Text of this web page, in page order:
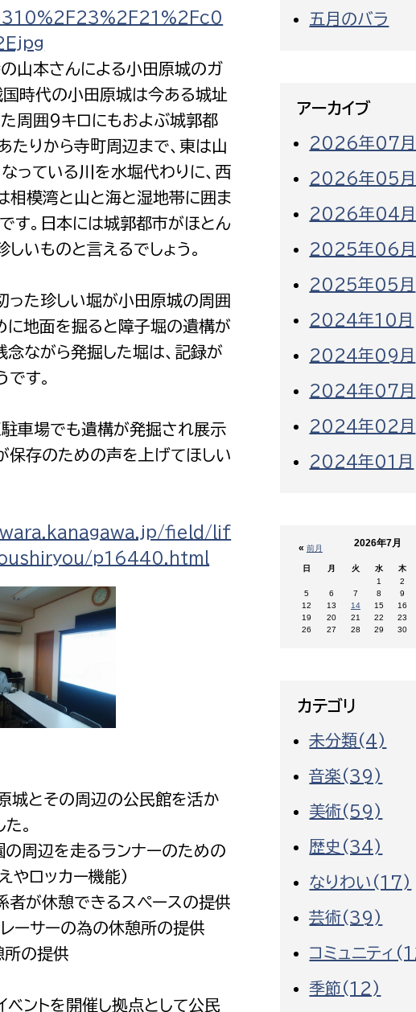
山本さんによる小田原城のガ
国時代の小田原城は今ある城址
周囲9キロにもおよぶ城郭都
たりから寺町周辺まで、東は山
っている川を水堀代わりに、西
相模湾と山と海と湿地帯に囲ま
す。日本には城郭都市がほとん
いものと言えるでしょう。
った珍しい堀が小田原城の周囲
に地面を掘ると障子堀の遺構が
念ながら発掘した堀は、記録が
す。
車場でも遺構が発掘され展示
保存のための声を上げてほしい
field/lif
p16440.html
城とその周辺の公民館を活か
。
の周辺を走るランナーのための
やロッカー機能）
者が休憩できるスペースの提供
ーサーの為の休憩所の提供
所の提供
ベントを開催し拠点として公民
五月のバラ
アーカイブ
2026年07月
2026年05月
2026年04月
2025年06月
2025年05月
2024年10月
2024年09月
2024年07月
2024年02月
2024年01月
« 前月 2026年7月
日 月 火 水 木
1
2
5
6 7 8 9
12
13 14 15 16
19
20 21 22 23
26
27 28 29 30
カテゴリ
未分類(4)
音楽(39)
美術(59)
歴史(34)
なりわい(17)
芸術(39)
コミュニティ
季節(12)